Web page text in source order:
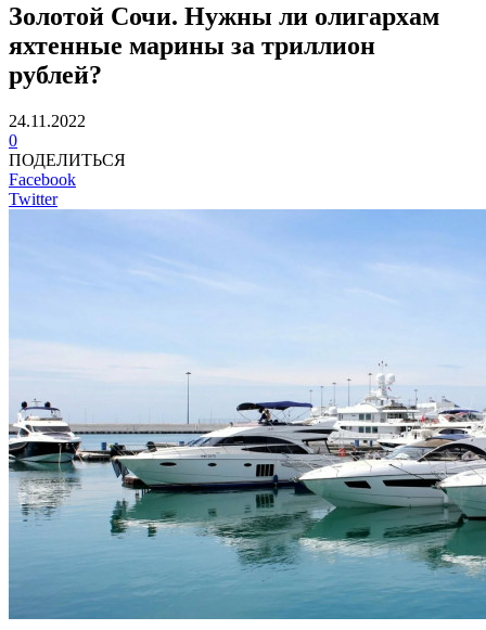
Золотой Сочи. Нужны ли олигархам
яхтенные марины за триллион
рублей?
24.11.2022
0
ПОДЕЛИТЬСЯ
Facebook
Twitter